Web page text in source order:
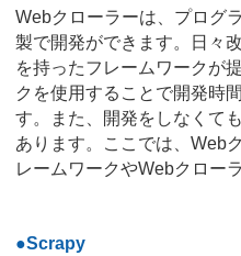
Webクローラーは、プログ
製で開発ができます。日々
を持ったフレームワークが
クを使用することで開発時
す。また、開発をしなくて
あります。ここでは、Web
レームワークやWebクロー
●Scrapy